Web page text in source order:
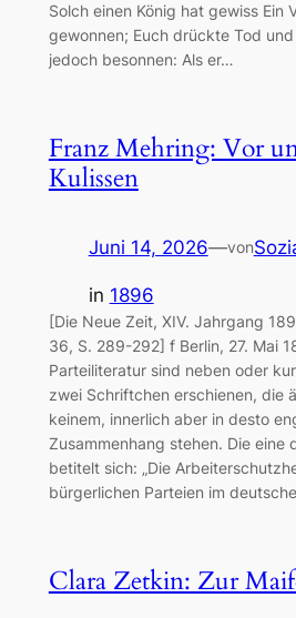
Solch einen König hat gewiss Ein
gewonnen; Euch drückte Tod
jedoch besonnen: Als er…
Franz Mehring: Vor
Kulissen
Juni 14, 2026—von
in 1896
[Die Neue Zeit, XIV. Jahrgang
36, S. 289-292] f Berlin, 27. Mai
Parteiliteratur sind neben oder
zwei Schriftchen erschienen, die
keinem, innerlich aber in desto
Zusammenhang stehen. Die eine
betitelt sich: „Die
bürgerlichen Parteien im
Clara Zetkin: Zur